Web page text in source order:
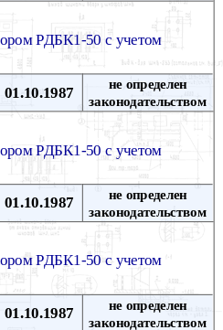
РДБК1-50 с учетом
01.10.1987 не определен
законодательством
РДБК1-50 с учетом
01.10.1987
не определен
законодательством
РДБК1-50 с учетом
01.10.1987
не определен
законодательством